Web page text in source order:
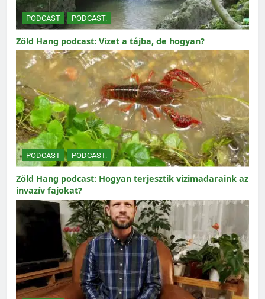
PODCAST PODCAST.
Zöld Hang podcast: Vizet a tájba, de hogyan?
PODCAST PODCAST.
Zöld Hang podcast: Hogyan terjesztik vizimadaraink az
invazív fajokat?